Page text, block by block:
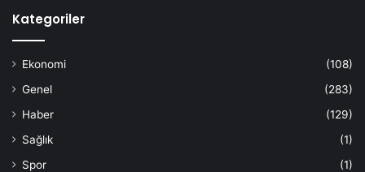
Kategoriler
Ekonomi
(108)
Genel
(283)
Haber
(129)
Sağlık
(1)
Spor
(1)